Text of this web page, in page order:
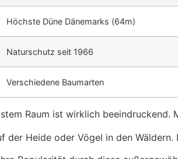
Höchste Düne Dänemarks (64m)
Naturschutz seit 1966
Verschiedene Baumarten
Raum ist wirklich beeindruckend.
der Heide oder Vögel in den Wäldern.